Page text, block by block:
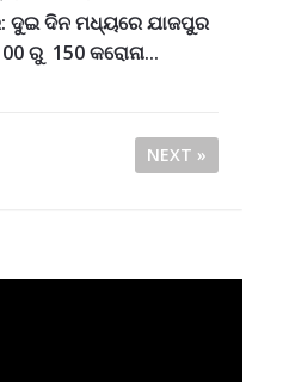
ଦୁଇ ଦିନ ମଧ୍ୟରେ ଯାଜପୁର
ରୁ 150 କରୋନା...
NEXT »